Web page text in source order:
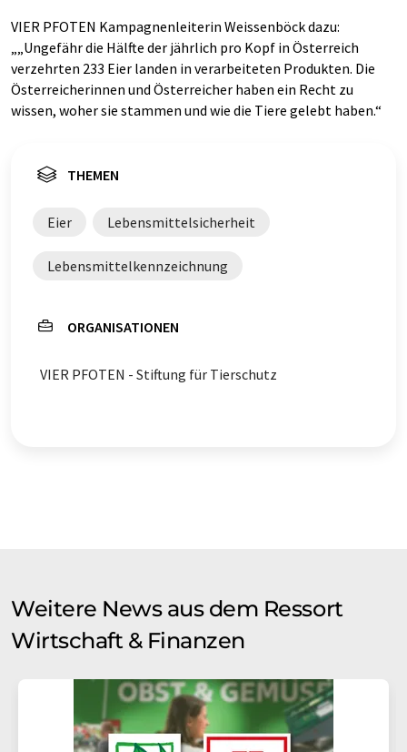
VIER PFOTEN Kampagnenleiterin Weissenböck dazu:
„ Ungefähr die Hälfte der jährlich pro Kopf in Österreich
verzehrten 233 Eier landen in verarbeiteten Produkten. Die
Österreicherinnen und Österreicher haben ein Recht zu
wissen, woher sie stammen und wie die Tiere gelebt haben.
THEMEN
Eier Lebensmittelsicherheit
Lebensmittelkennzeichnung
ORGANISATIONEN
VIER PFOTEN - Stiftung für Tierschutz
Weitere News aus dem Ressort
Wirtschaft & Finanzen